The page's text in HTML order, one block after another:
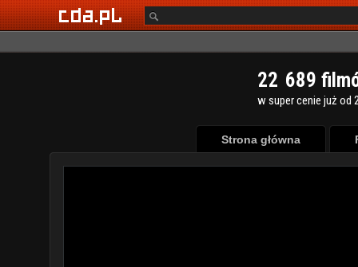
22 689
w super cenie już od
Strona główna